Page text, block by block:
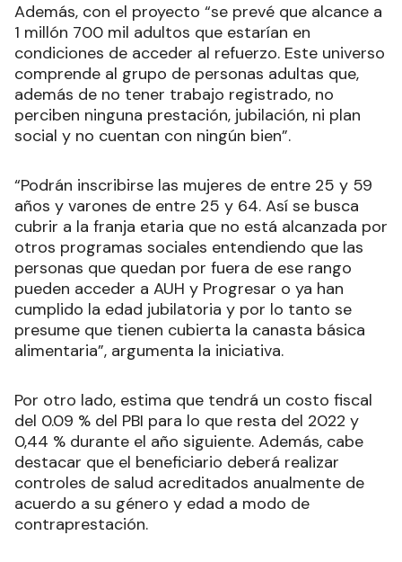
Además, con el proyecto “se prevé que alcance a
1 millón 700 mil adultos que estarían en
condiciones de acceder al refuerzo. Este universo
comprende al grupo de personas adultas que,
además de no tener trabajo registrado, no
perciben ninguna prestación, jubilación, ni plan
social y no cuentan con ningún bien”.
“Podrán inscribirse las mujeres de entre 25 y 59
años y varones de entre 25 y 64. Así se busca
cubrir a la franja etaria que no está alcanzada por
otros programas sociales entendiendo que las
personas que quedan por fuera de ese rango
pueden acceder a AUH y Progresar o ya han
cumplido la edad jubilatoria y por lo tanto se
presume que tienen cubierta la canasta básica
alimentaria”, argumenta la iniciativa.
Por otro lado, estima que tendrá un costo fiscal
del 0.09 % del PBI para lo que resta del 2022 y
0,44 % durante el año siguiente. Además, cabe
destacar que el beneficiario deberá realizar
controles de salud acreditados anualmente de
acuerdo a su género y edad a modo de
contraprestación.